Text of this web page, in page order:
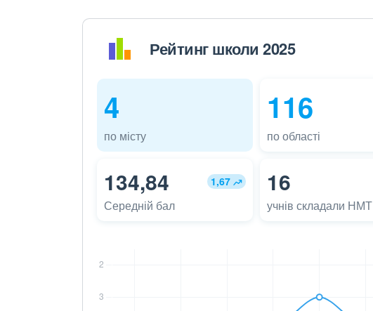
Рейтинг школи 2025
4
по місту
116
по області
134,84 1,67
Середній бал
16
учнів складали НМТ